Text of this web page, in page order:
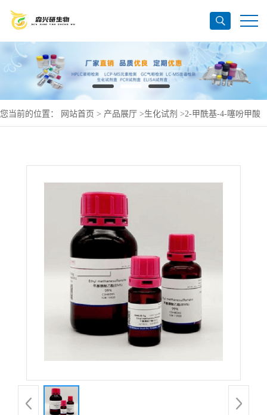
您当前的位置： 网站首页 > 产品展厅 >生化试剂 >2-甲酰基-4-噻吩甲酸